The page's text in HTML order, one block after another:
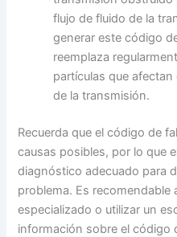
flujo de fluido de la
generar este código
reemplaza
partículas que
de la transmisión.
Recuerda que el código de
causas posibles, por lo que
diagnóstico adecuado para
problema. Es recomendable
especializado o utilizar un
información sobre el código